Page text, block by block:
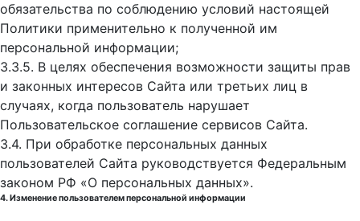
обязательства по соблюдению условий настоящей
Политики применительно к полученной им
персональной информации;
3.3.5. В целях обеспечения возможности защиты прав
и законных интересов Сайта или третьих лиц в
случаях, когда пользователь нарушает
Пользовательское соглашение сервисов Сайта.
3.4. При обработке персональных данных
пользователей Сайта руководствуется Федеральным
законом РФ «О персональных данных».
4. Изменение пользователем персональной информации